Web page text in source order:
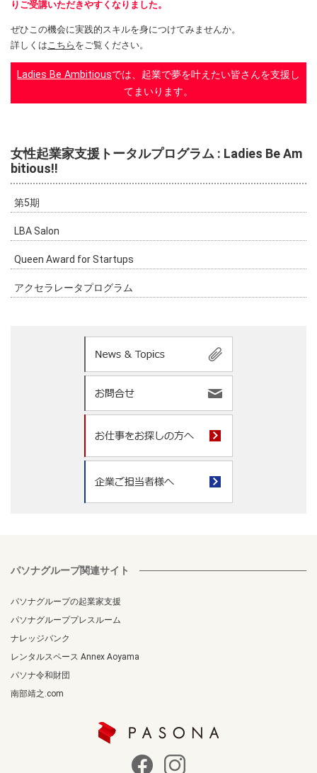
りご受講いただきやすくなりました。
ぜひこの機会に実践的スキルを身につけてみませんか。
詳しくはこちら をご覧ください。
Ladies Be Ambitiousでは、起業で夢を叶えたい皆さんを支援し
てまいります。
女性起業家支援トータルプログラム : Ladies Be Am
bitious!!
第5期
LBA Salon
Queen Award for Startups
アクセラレータプログラム
パソナグループ関連サイト
パソナグループの起業家支援
パソナグループプレスルーム
ナレッジバンク
レンタルスペース Annex Aoyama
パソナ令和財団
南部靖之.com